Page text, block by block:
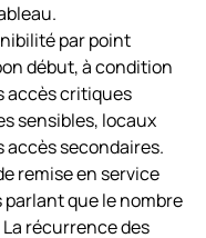
par point
début, à condition
accès critiques
sensibles, locaux
secondaires.
remise en service
parlant que le nombre
récurrence des